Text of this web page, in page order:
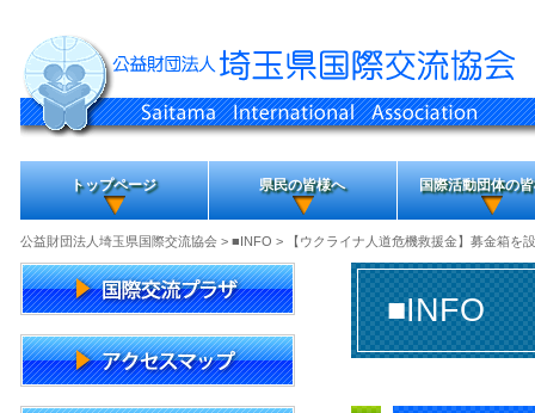
トップページ 県民の皆様へ 国際活動団体の
公益財団法人埼玉県国際交流協会> ■INFO > 【ウクライナ人道危機救援金】募金箱を
■INFO